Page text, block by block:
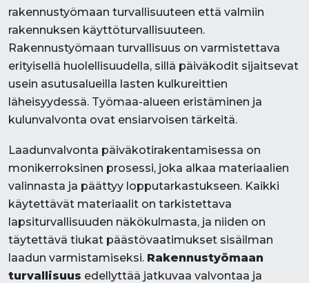
rakennustyömaan turvallisuuteen että valmiin
rakennuksen käyttöturvallisuuteen.
Rakennustyömaan turvallisuus on varmistettava
erityisellä huolellisuudella, sillä päiväkodit sijaitsevat
usein asutusalueilla lasten kulkureittien
läheisyydessä. Työmaa-alueen eristäminen ja
kulunvalvonta ovat ensiarvoisen tärkeitä.
Laadunvalvonta päiväkotirakentamisessa on
monikerroksinen prosessi, joka alkaa materiaalien
valinnasta ja päättyy lopputarkastukseen. Kaikki
käytettävät materiaalit on tarkistettava
lapsiturvallisuuden näkökulmasta, ja niiden on
täytettävä tiukat päästövaatimukset sisäilman
laadun varmistamiseksi. Rakennustyömaan
turvallisuus edellyttää jatkuvaa valvontaa ja